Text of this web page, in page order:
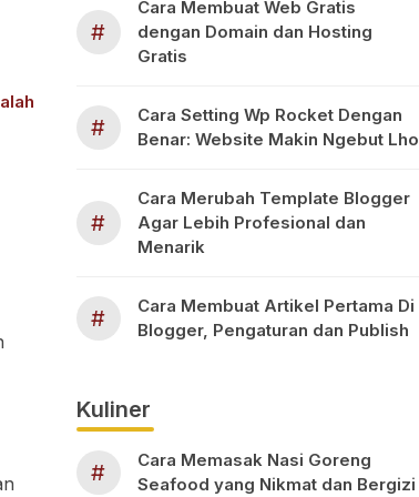
#
Cara Membuat Web Gratis
dengan Domain dan Hosting
Gratis
#
Cara Setting Wp Rocket Dengan
Benar: Website Makin Ngebut Lho
#
Cara Merubah Template Blogger
Agar Lebih Profesional dan
Menarik
#
Cara Membuat Artikel Pertama Di
Blogger, Pengaturan dan Publish
Kuliner
#
Cara Memasak Nasi Goreng
Seafood yang Nikmat dan Bergizi